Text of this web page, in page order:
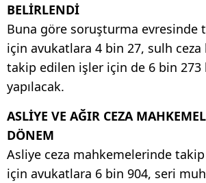
BELİRLENDİ
Buna göre soruşturma evresinde
için avukatlara 4 bin 27, sulh
takip edilen işler için de 6 bin 273
yapılacak.
ASLİYE VE AĞIR CEZA
DÖNEM
Asliye ceza mahkemelerinde
için avukatlara 6 bin 904, seri